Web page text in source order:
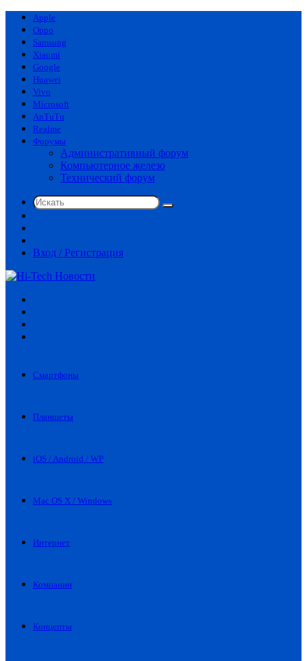
Apple
Oppo
Samsung
Xiaomi
Google
Huawei
Vivo
Microsoft
AnTuTu
Realme
Форумы
Административный форум
Компьютерное железо
Технический форум
Искать
статья
Вход / Регистрация
Смартфоны
Планшеты
iOS / Android / WP
Mac OS X / Windows
Интернет
Компании
Концепты